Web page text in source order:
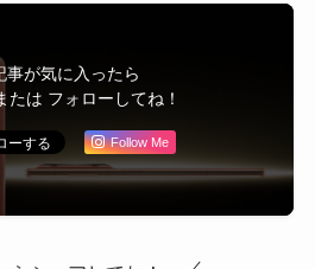
事が気に入ったら
たは フォローしてね！
Follow Me